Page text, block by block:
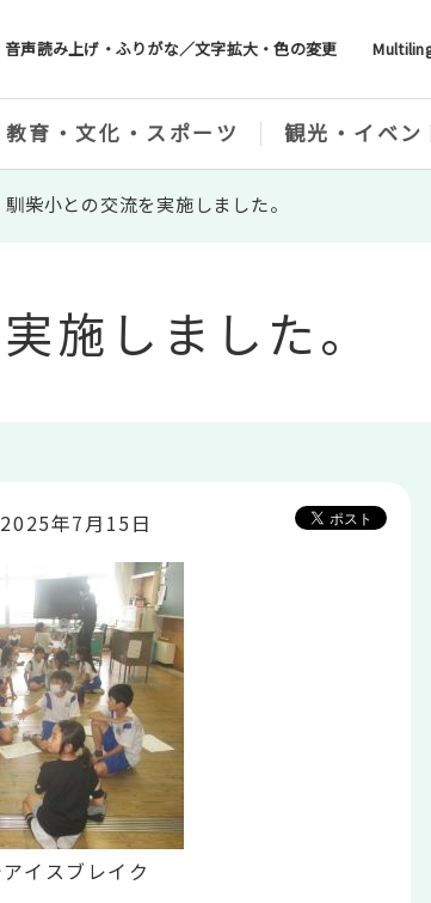
音声読み上げ・ふりがな／文字拡大・色の変更
教育・文化・スポーツ 観光・イベン
柴小との交流を実施しました。
施しました。
年7月15日
イスブレイク